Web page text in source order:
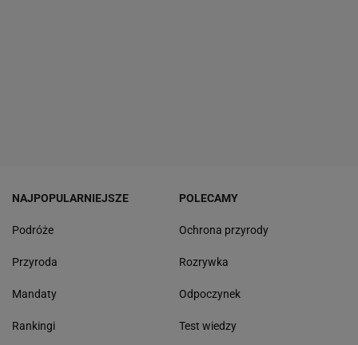
NAJPOPULARNIEJSZE
Podróże
Przyroda
Mandaty
Rankingi
POLECAMY
Ochrona przyrody
Rozrywka
Odpoczynek
Test wiedzy